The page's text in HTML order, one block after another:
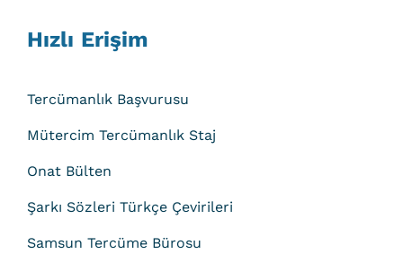
Hızlı Erişim
Tercümanlık Başvurusu
Mütercim Tercümanlık Staj
Onat Bülten
Şarkı Sözleri Türkçe Çevirileri
Samsun Tercüme Bürosu